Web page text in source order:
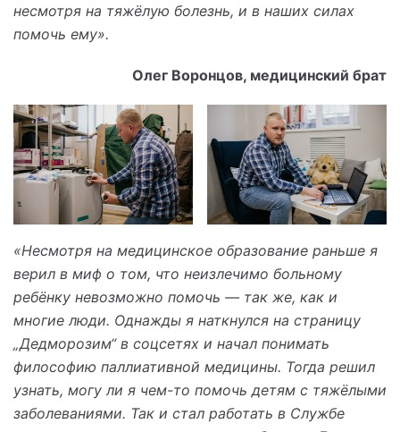
несмотря на тяжёлую болезнь, и в наших силах
помочь ему».
Олег Воронцов, медицинский брат
«Несмотря на медицинское образование раньше я
верил в миф о том, что неизлечимо больному
ребёнку невозможно помочь — так же, как и
многие люди. Однажды я наткнулся на страницу
„Дедморозим“ в соцсетях и начал понимать
философию паллиативной медицины. Тогда решил
узнать, могу ли я чем-то помочь детям с тяжёлыми
заболеваниями. Так и стал работать в Службе